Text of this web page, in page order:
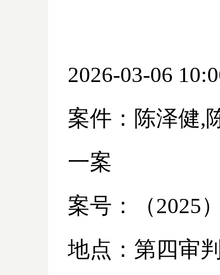
2026-03-06
案件：陈泽健,
一案
案号：（2025
地点：第四审